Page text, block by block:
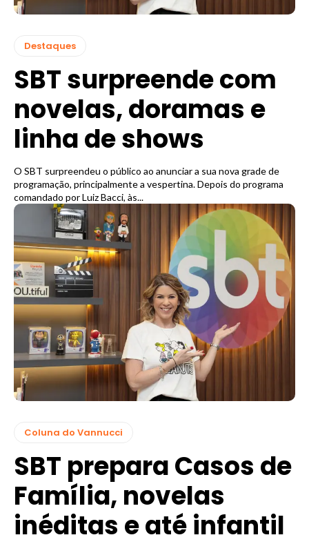
Destaques
SBT surpreende com
novelas, doramas e
linha de shows
O SBT surpreendeu o público ao anunciar a sua nova grade de
programação, principalmente a vespertina. Depois do programa
comandado por Luiz Bacci, às...
Coluna do Vannucci
SBT prepara Casos de
Família, novelas
inéditas e até infantil